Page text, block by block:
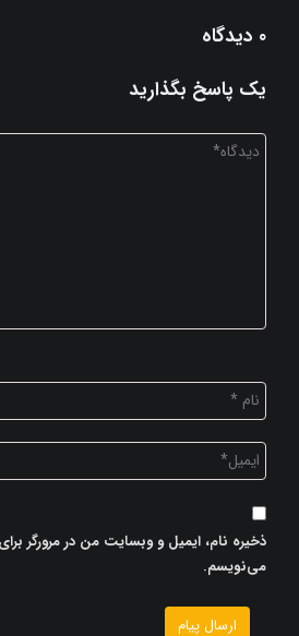
0 دیدگاه
یک پاسخ بگذارید
ذخیره نام، ایمیل و وبسایت من در مرورگر
می‌نویسم.